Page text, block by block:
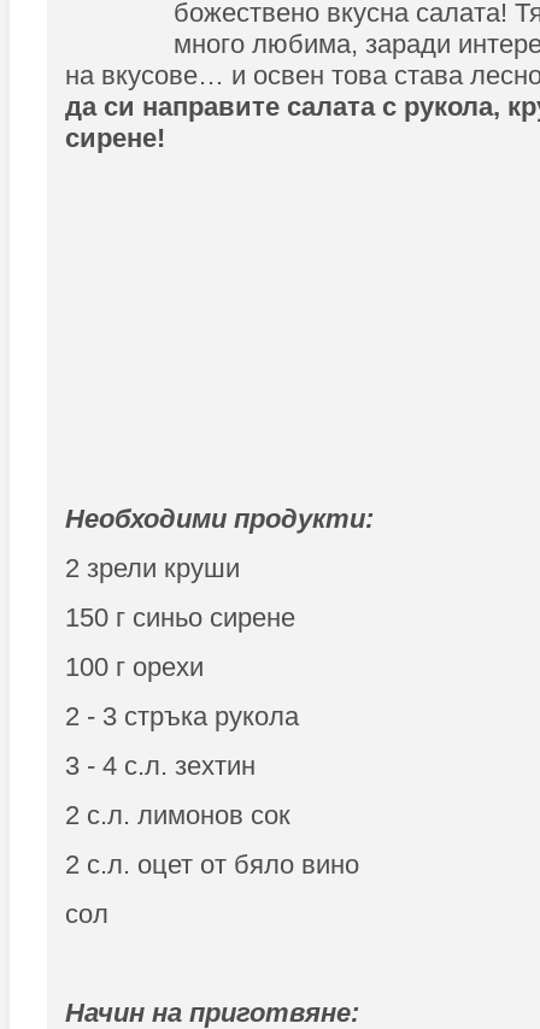
божествено вкусна салата!
много любима, заради
на вкусове… и освен това става
да си направите салата с рукола,
сирене!
Необходими продукти:
2 зрели круши
150 г синьо сирене
100 г орехи
2 - 3 стръка рукола
3 - 4 с.л. зехтин
2 с.л. лимонов сок
2 с.л. оцет от бяло вино
сол
Начин на приготвяне: